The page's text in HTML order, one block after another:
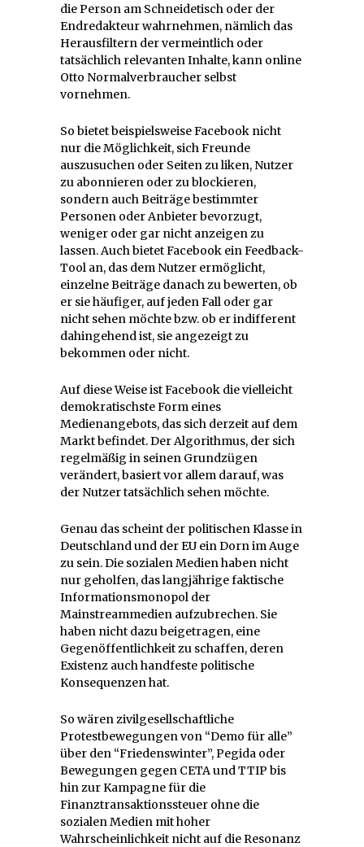
die Person am Schneidetisch oder der
Endredakteur wahrnehmen, nämlich das
Herausfiltern der vermeintlich oder
tatsächlich relevanten Inhalte, kann online
Otto Normalverbraucher selbst
vornehmen.
So bietet beispielsweise Facebook nicht
nur die Möglichkeit, sich Freunde
auszusuchen oder Seiten zu liken, Nutzer
zu abonnieren oder zu blockieren,
sondern auch Beiträge bestimmter
Personen oder Anbieter bevorzugt,
weniger oder gar nicht anzeigen zu
lassen. Auch bietet Facebook ein Feedback-
Tool an, das dem Nutzer ermöglicht,
einzelne Beiträge danach zu bewerten, ob
er sie häufiger, auf jeden Fall oder gar
nicht sehen möchte bzw. ob er indifferent
dahingehend ist, sie angezeigt zu
bekommen oder nicht.
Auf diese Weise ist Facebook die vielleicht
demokratischste Form eines
Medienangebots, das sich derzeit auf dem
Markt befindet. Der Algorithmus, der sich
regelmäßig in seinen Grundzügen
verändert, basiert vor allem darauf, was
der Nutzer tatsächlich sehen möchte.
Genau das scheint der politischen Klasse in
Deutschland und der EU ein Dorn im Auge
zu sein. Die sozialen Medien haben nicht
nur geholfen, das langjährige faktische
Informationsmonopol der
Mainstreammedien aufzubrechen. Sie
haben nicht dazu beigetragen, eine
Gegenöffentlichkeit zu schaffen, deren
Existenz auch handfeste politische
Konsequenzen hat.
So wären zivilgesellschaftliche
Protestbewegungen von “Demo für alle”
über den “Friedenswinter”, Pegida oder
Bewegungen gegen CETA und TTIP bis
hin zur Kampagne für die
Finanztransaktionssteuer ohne die
sozialen Medien mit hoher
Wahrscheinlichkeit nicht auf die Resonanz